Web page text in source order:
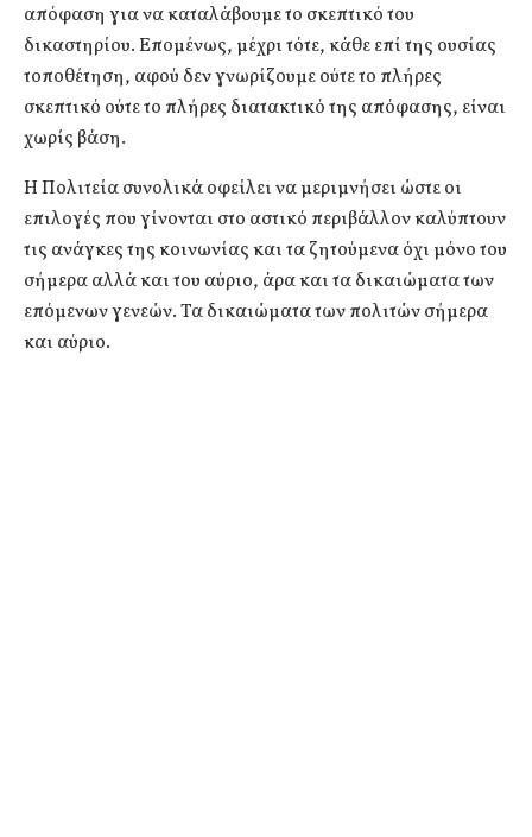
απόφαση για να καταλάβουμε το σκεπτικό του
δικαστηρίου. Επομένως, μέχρι τότε, κάθε επί της ουσίας
τοποθέτηση, αφού δεν γνωρίζουμε ούτε το πλήρες
σκεπτικό ούτε το πλήρες διατακτικό της απόφασης, είναι
χωρίς βάση.
Η Πολιτεία συνολικά οφείλει να μεριμνήσει ώστε οι
επιλογές που γίνονται στο αστικό περιβάλλον καλύπτουν
τις ανάγκες της κοινωνίας και τα ζητούμενα όχι μόνο του
σήμερα αλλά και του αύριο, άρα και τα δικαιώματα των
επόμενων γενεών. Τα δικαιώματα των πολιτών σήμερα
και αύριο.